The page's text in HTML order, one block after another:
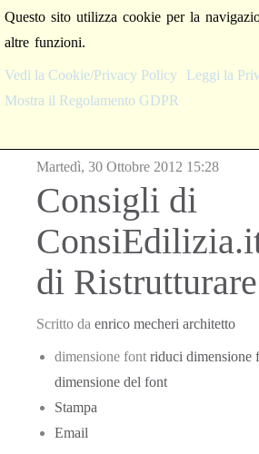
Martedì, 30 Ottobre 2012 15:28
Consigli di
di
Scritto da enrico mecheri architetto
dimensione font riduci dimensione
dimensione del font
Stampa
Email
Questo sito utilizza cookie per la
altre funzioni.
Vedi la Cookie/Privacy Policy
Leggi la
Mostra il Regolamento GDPR